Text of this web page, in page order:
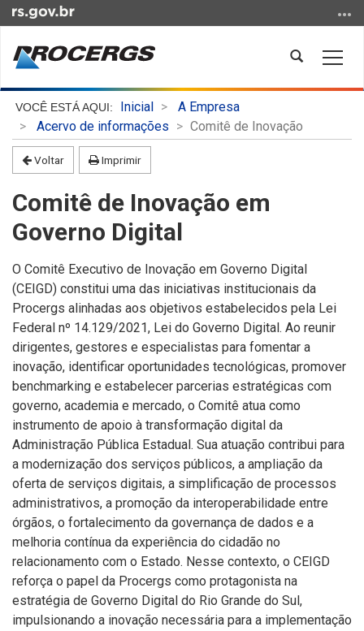
para
conteúdo
Ir
para
menu
busca
Abrir
busca
Início
conteúdo
Inicial
A Empresa
Acervo de informações
Comitê de Inovação
Voltar Imprimir
Comitê de Inovação em
Governo Digital
O Comitê Executivo de Inovação em Governo Digital
(CEIGD) constitui uma das iniciativas institucionais da
Procergs alinhadas aos objetivos estabelecidos pela Lei
Federal nº 14.129/2021, Lei do Governo Digital. Ao reunir
dirigentes, gestores e especialistas para fomentar a
inovação, identificar oportunidades tecnológicas, promover
benchmarking e estabelecer parcerias estratégicas com
governo, academia e mercado, o Comitê atua como
instrumento de apoio à transformação digital da
Administração Pública Estadual. Sua atuação contribui para
a modernização dos serviços públicos, a ampliação da
oferta de serviços digitais, a simplificação de processos
administrativos, a promoção da interoperabilidade entre
órgãos, o fortalecimento da governança de dados e a
melhoria contínua da experiência do cidadão no
relacionamento com o Estado. Nesse contexto, o CEIGD
reforça o papel da Procergs como protagonista na
estratégia de Governo Digital do Rio Grande do Sul,
impulsionando a inovação necessária para a implementação